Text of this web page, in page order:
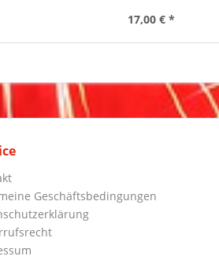
17,00 € *
Geschäftsbedingungen